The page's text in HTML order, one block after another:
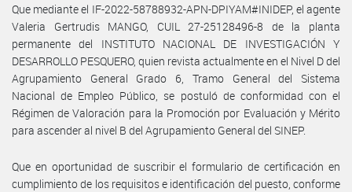
Que mediante el IF-2022-58788932-APN-DPIYAM#INIDEP, el agente
Valeria Gertrudis MANGO, CUIL 27-25128496-8 de la planta
permanente del INSTITUTO NACIONAL DE INVESTIGACIÓN Y
DESARROLLO PESQUERO, quien revista actualmente en el Nivel D del
Agrupamiento General Grado 6, Tramo General del Sistema
Nacional de Empleo Público, se postuló de conformidad con el
Régimen de Valoración para la Promoción por Evaluación y Mérito
para ascender al nivel B del Agrupamiento General del SINEP.
Que en oportunidad de suscribir el formulario de certificación en
cumplimiento de los requisitos e identificación del puesto, conforme